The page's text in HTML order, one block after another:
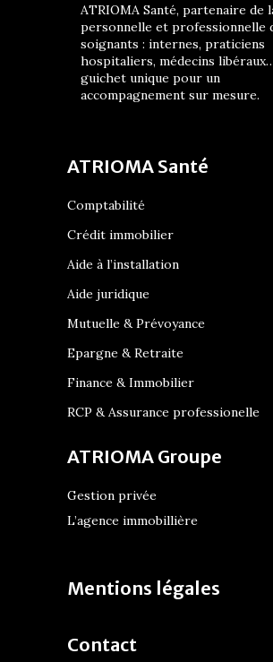
ATRIOMA Santé, partenaire de
personnelle et professionnelle
soignants : internes, praticiens
hospitaliers, médecins
guichet unique pour un
accompagnement sur mesure.
ATRIOMA Santé
Comptabilité
Crédit immobilier
Aide à l’installation
Aide juridique
Mutuelle & Prévoyance
Epargne & Retraite
Finance & Immobilier
RCP & Assurance professionelle
ATRIOMA Groupe
Gestion privée
L’agence immobillière
Mentions légales
Contact